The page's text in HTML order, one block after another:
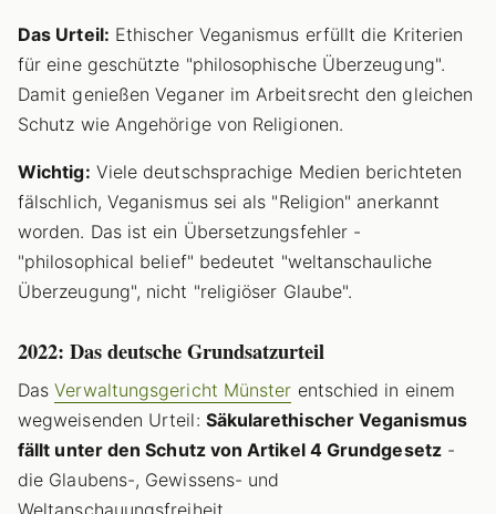
Das Urteil: Ethischer Veganismus erfüllt die Kriterien
für eine geschützte "philosophische Überzeugung".
Damit genießen Veganer im Arbeitsrecht den gleichen
Schutz wie Angehörige von Religionen.
Wichtig: Viele deutschsprachige Medien berichteten
fälschlich, Veganismus sei als "Religion" anerkannt
worden. Das ist ein Übersetzungsfehler -
"philosophical belief" bedeutet "weltanschauliche
Überzeugung", nicht "religiöser Glaube".
2022: Das deutsche Grundsatzurteil
DasVerwaltungsgericht Münster entschied in einem
wegweisenden Urteil: Säkularethischer Veganismus
fällt unter den Schutz von Artikel 4 Grundgesetz-
die Glaubens-, Gewissens- und
Weltanschauungsfreiheit.